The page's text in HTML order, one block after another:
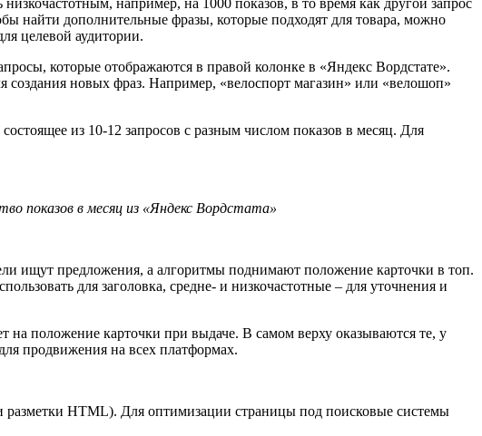
найти дополнительные фразы, которые подходят для товара, можно
целевой аудитории.
которые отображаются в правой колонке в «Яндекс Вордстате».
создания новых фраз. Например, «велоспорт магазин» или «велошоп»
из 10-12 запросов с разным числом показов в месяц. Для
показов в месяц из «Яндекс Вордстата»
ищут предложения, а алгоритмы поднимают положение карточки в топ.
для заголовка, средне- и низкочастотные – для уточнения и
на положение карточки при выдаче. В самом верху оказываются те, у
продвижения на всех платформах.
разметки HTML). Для оптимизации страницы под поисковые системы